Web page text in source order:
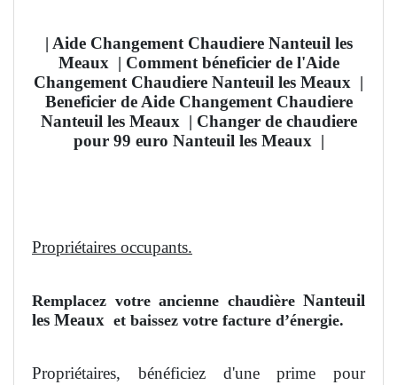
| Aide Changement Chaudiere Nanteuil les
Meaux | Comment béneficier de l'Aide
Changement Chaudiere Nanteuil les Meaux |
Beneficier de Aide Changement Chaudiere
Nanteuil les Meaux | Changer de chaudiere
pour 99 euro Nanteuil les Meaux |
Propriétaires occupants.
Remplacez votre ancienne chaudière Nanteuil
les Meaux et baissez votre facture d’énergie.
Propriétaires, bénéficiez d'une prime pour